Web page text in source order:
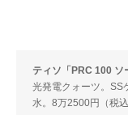
ティソ「PRC 100
光発電クォーツ。SS
水。8万2500円（税込